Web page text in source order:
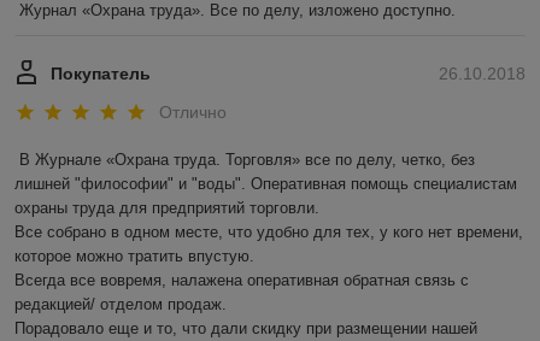
Журнал «Охрана труда». Все по делу, изложено доступно.
26.10.2018
Покупатель
Отлично
В Журнале «Охрана труда. Торговля» все по делу, четко, без
лишней "философии" и "воды". Оперативная помощь специалистам
охраны труда для предприятий торговли.
Все собрано в одном месте, что удобно для тех, у кого нет времени,
которое можно тратить впустую.
Всегда все вовремя, налажена оперативная обратная связь с
редакцией/ отделом продаж.
Порадовало еще и то, что дали скидку при размещении нашей